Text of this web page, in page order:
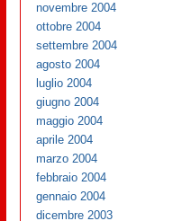
novembre 2004
ottobre 2004
settembre 2004
agosto 2004
luglio 2004
giugno 2004
maggio 2004
aprile 2004
marzo 2004
febbraio 2004
gennaio 2004
dicembre 2003